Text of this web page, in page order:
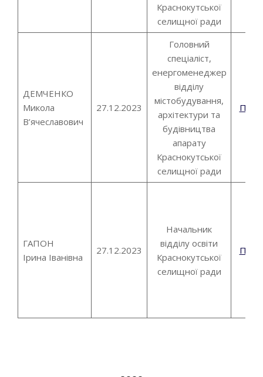
Краснокутської
селищної ради
ДЕМЧЕНКО
Микола
В’ячеславович
27.12.2023
Головний
спеціаліст,
енергоменеджер
відділу
містобудування,
архітектури та
будівництва
апарату
Краснокутської
селищної ради
ГАПОН
Ірина Іванівна
27.12.2023
Начальник
відділу освіти
Краснокутської
селищної ради